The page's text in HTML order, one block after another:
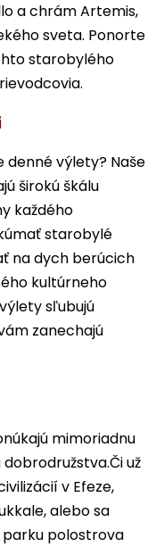
a chrám Artemis,
sveta. Ponorte
starobylého
denné výlety? Naše
širokú škálu
každého
starobylé
na dych berúcich
kultúrneho
sľubujú
zanechajú
mimoriadnu
už
v Efeze,
alebo sa
polostrova